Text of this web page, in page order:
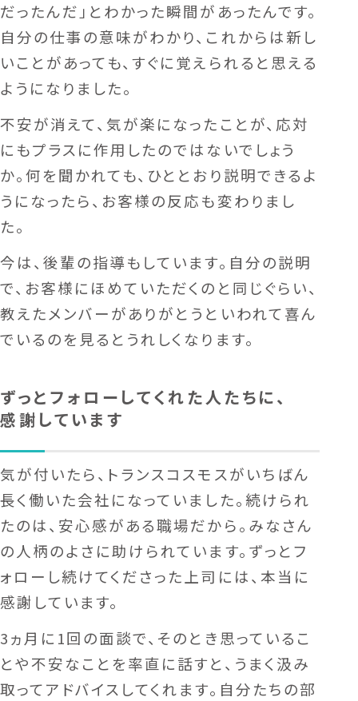
だったんだ」とわかった瞬間があったんです。
自分の仕事の意味がわかり、これからは新し
いことがあっても、すぐに覚えられると思える
ようになりました。
不安が消えて、気が楽になったことが、応対
にもプラスに作用したのではないでしょう
か。何を聞かれても、ひととおり説明できるよ
うになったら、お客様の反応も変わりまし
た。
今は、後輩の指導もしています。自分の説明
で、お客様にほめていただくのと同じぐらい、
教えたメンバーがありがとうといわれて喜ん
でいるのを見るとうれしくなります。
ずっとフォローしてくれた人たちに、
感謝しています
気が付いたら、トランスコスモスがいちばん
長く働いた会社になっていました。続けられ
たのは、安心感がある職場だから。みなさん
の人柄のよさに助けられています。ずっとフ
ォローし続けてくださった上司には、本当に
感謝しています。
3ヵ月に1回の面談で、そのとき思っているこ
とや不安なことを率直に話すと、うまく汲み
取ってアドバイスしてくれます。自分たちの部